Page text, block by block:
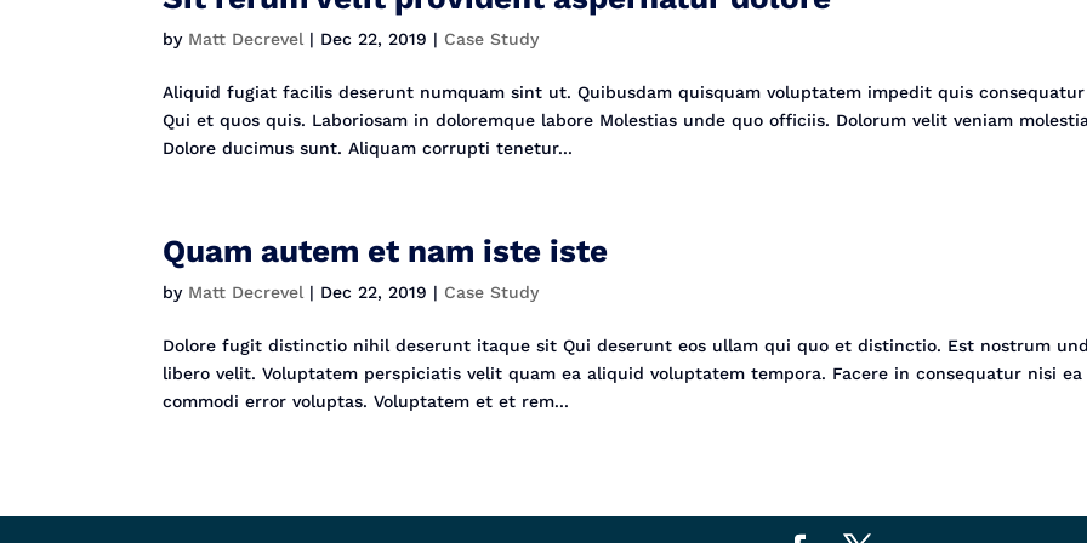
by Matt Decrevel| Dec 22, 2019 | Case Study
Aliquid fugiat facilis deserunt numquam sint ut. Quibusdam quisquam voluptatem impedit quis
Qui et quos quis. Laboriosam in doloremque labore Molestias unde quo officiis. Dolorum velit veniam
Dolore ducimus sunt. Aliquam corrupti tenetur...
Quam autem et nam iste iste
by Matt Decrevel| Dec 22, 2019 | Case Study
Dolore fugit distinctio nihil deserunt itaque sit Qui deserunt eos ullam qui quo et distinctio. Est nostrum
libero velit. Voluptatem perspiciatis velit quam ea aliquid voluptatem tempora. Facere in consequatur nisi ea
commodi error voluptas. Voluptatem et et rem...